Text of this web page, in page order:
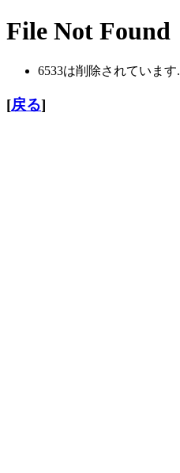
File Not Found
6533は削除されています.
[戻る]